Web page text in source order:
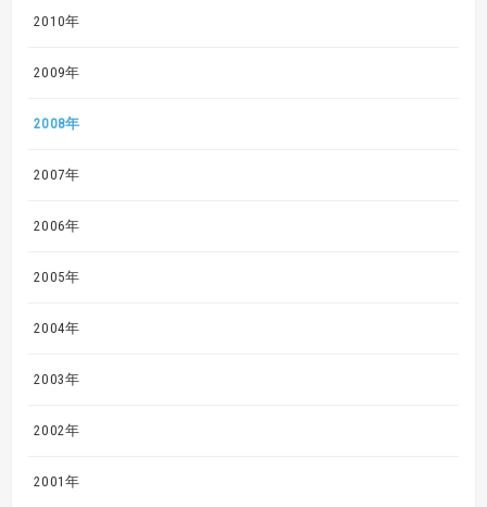
2010年
2009年
2008年
2007年
2006年
2005年
2004年
2003年
2002年
2001年